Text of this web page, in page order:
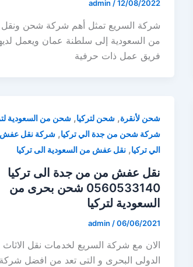
admin /12/08/2022
شركة السريع تمثل أهم شركة شحن
من السعودية إلى سلطنة عمان ويعمل
فريق عمل ذات حرفية
شحن لأنقرة, شحن لتركيا, شحن من السعودية
شركة شحن من جدة الي تركيا, شركة نقل
الي تركيا, نقل عفش من السعودية الى تركيا
نقل عفش من من جدة الى تركيا
0560533140 شحن بحرى من
السعودية لتركيا
admin /06/06/2021
الان مع شركة السريع لخدمات نقل
الدولى البحرى و التى تعد من افضل